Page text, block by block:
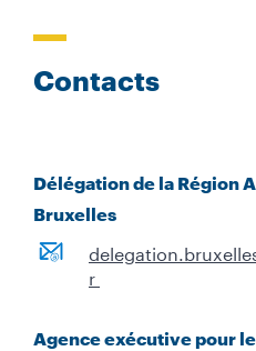
Contacts
Délégation de la Région
Bruxelles
r
Agence exécutive pour